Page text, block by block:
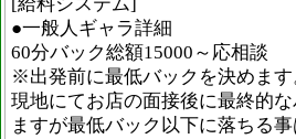
●一般人ギャラ詳細
60分バック総額15000～応相談
※出発前に最低バックを決めます
現地にてお店の面接後に最終的
ますが最低バック以下に落ちる事